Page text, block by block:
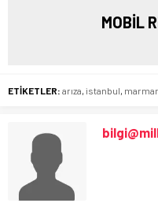
MOBİL
ETİKETLER: arıza, istanbul,